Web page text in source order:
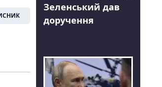
Зеленський дав
доручення